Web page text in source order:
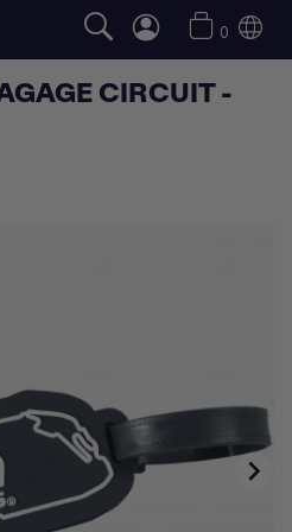
0
CIRCUIT -
